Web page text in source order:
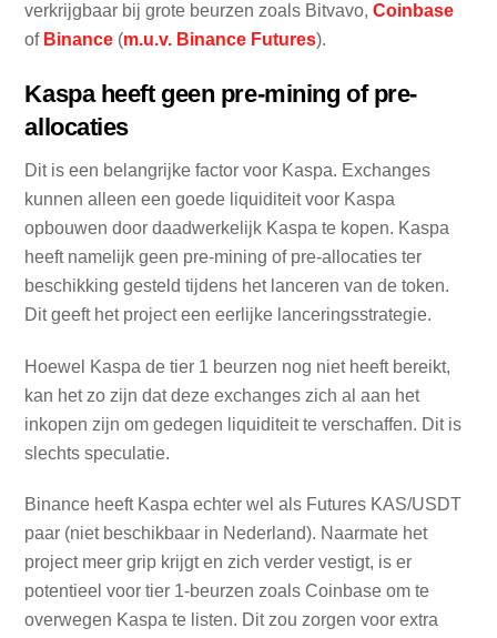
verkrijgbaar bij grote beurzen zoals Bitvavo,Coinbase
of Binance (m.u.v. Binance Futures).
Kaspa heeft geen pre-mining of pre-
allocaties
Dit is een belangrijke factor voor Kaspa. Exchanges
kunnen alleen een goede liquiditeit voor Kaspa
opbouwen door daadwerkelijk Kaspa te kopen. Kaspa
heeft namelijk geen pre-mining of pre-allocaties ter
beschikking gesteld tijdens het lanceren van de token.
Dit geeft het project een eerlijke lanceringsstrategie.
Hoewel Kaspa de tier 1 beurzen nog niet heeft bereikt,
kan het zo zijn dat deze exchanges zich al aan het
inkopen zijn om gedegen liquiditeit te verschaffen. Dit is
slechts speculatie.
Binance heeft Kaspa echter wel als Futures KAS/USDT
paar (niet beschikbaar in Nederland). Naarmate het
project meer grip krijgt en zich verder vestigt, is er
potentieel voor tier 1-beurzen zoals Coinbase om te
overwegen Kaspa te listen. Dit zou zorgen voor extra